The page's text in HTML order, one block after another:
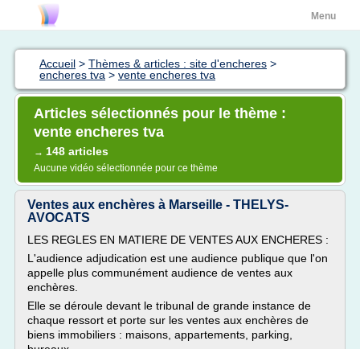
Menu
Accueil > Thèmes & articles : site d'encheres >
encheres tva > vente encheres tva
Articles sélectionnés pour le thème :
vente encheres tva
→ 148 articles
Aucune vidéo sélectionnée pour ce thème
Ventes aux enchères à Marseille - THELYS-
AVOCATS
LES REGLES EN MATIERE DE VENTES AUX ENCHERES :
L'audience adjudication est une audience publique que l'on
appelle plus communément audience de ventes aux
enchères.
Elle se déroule devant le tribunal de grande instance de
chaque ressort et porte sur les ventes aux enchères de
biens immobiliers : maisons, appartements, parking,